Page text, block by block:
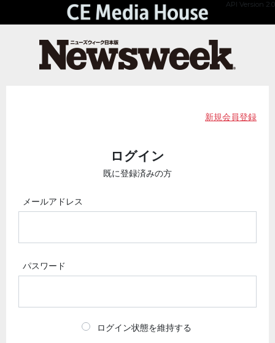
API Version 2.0
新規会員登録
ログイン
既に登録済みの方
メールアドレス
パスワード
ログイン状態を維持する